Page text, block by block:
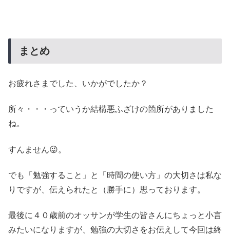
まとめ
お疲れさまでした、いかがでしたか？
所々・・・っていうか結構悪ふざけの箇所がありました
ね。
すんません😜。
でも「勉強すること」と「時間の使い方」の大切さは私な
りですが、伝えられたと（勝手に）思っております。
最後に４０歳前のオッサンが学生の皆さんにちょっと小言
みたいになりますが、勉強の大切さをお伝えして今回は終